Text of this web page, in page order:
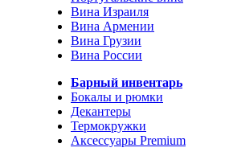
Вина Израиля
Вина Армении
Вина Грузии
Вина России
Барный инвентарь
Бокалы и рюмки
Декантеры
Термокружки
Аксессуары Premium